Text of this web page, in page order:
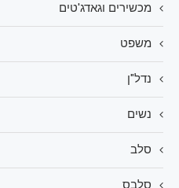
מכשירים וגאדג'טים
משפט
נדל"ן
נשים
סלב